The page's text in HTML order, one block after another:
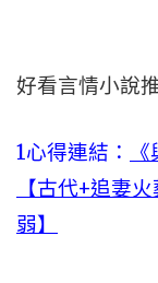
好看言情小說
1心得連結：
【古代+追妻
弱】